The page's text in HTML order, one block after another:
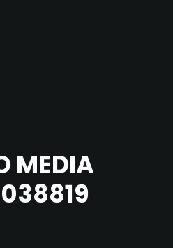
MEDIA